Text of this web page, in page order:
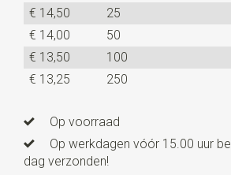
€ 14,50
25
€ 14,00
50
€ 13,50
100
€ 13,25
250
Op voorraad
Op werkdagen vóór 15.00 uur
dag verzonden!